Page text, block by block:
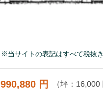
※当サイトの表記はすべて税抜
990,880 円 （坪：16,000